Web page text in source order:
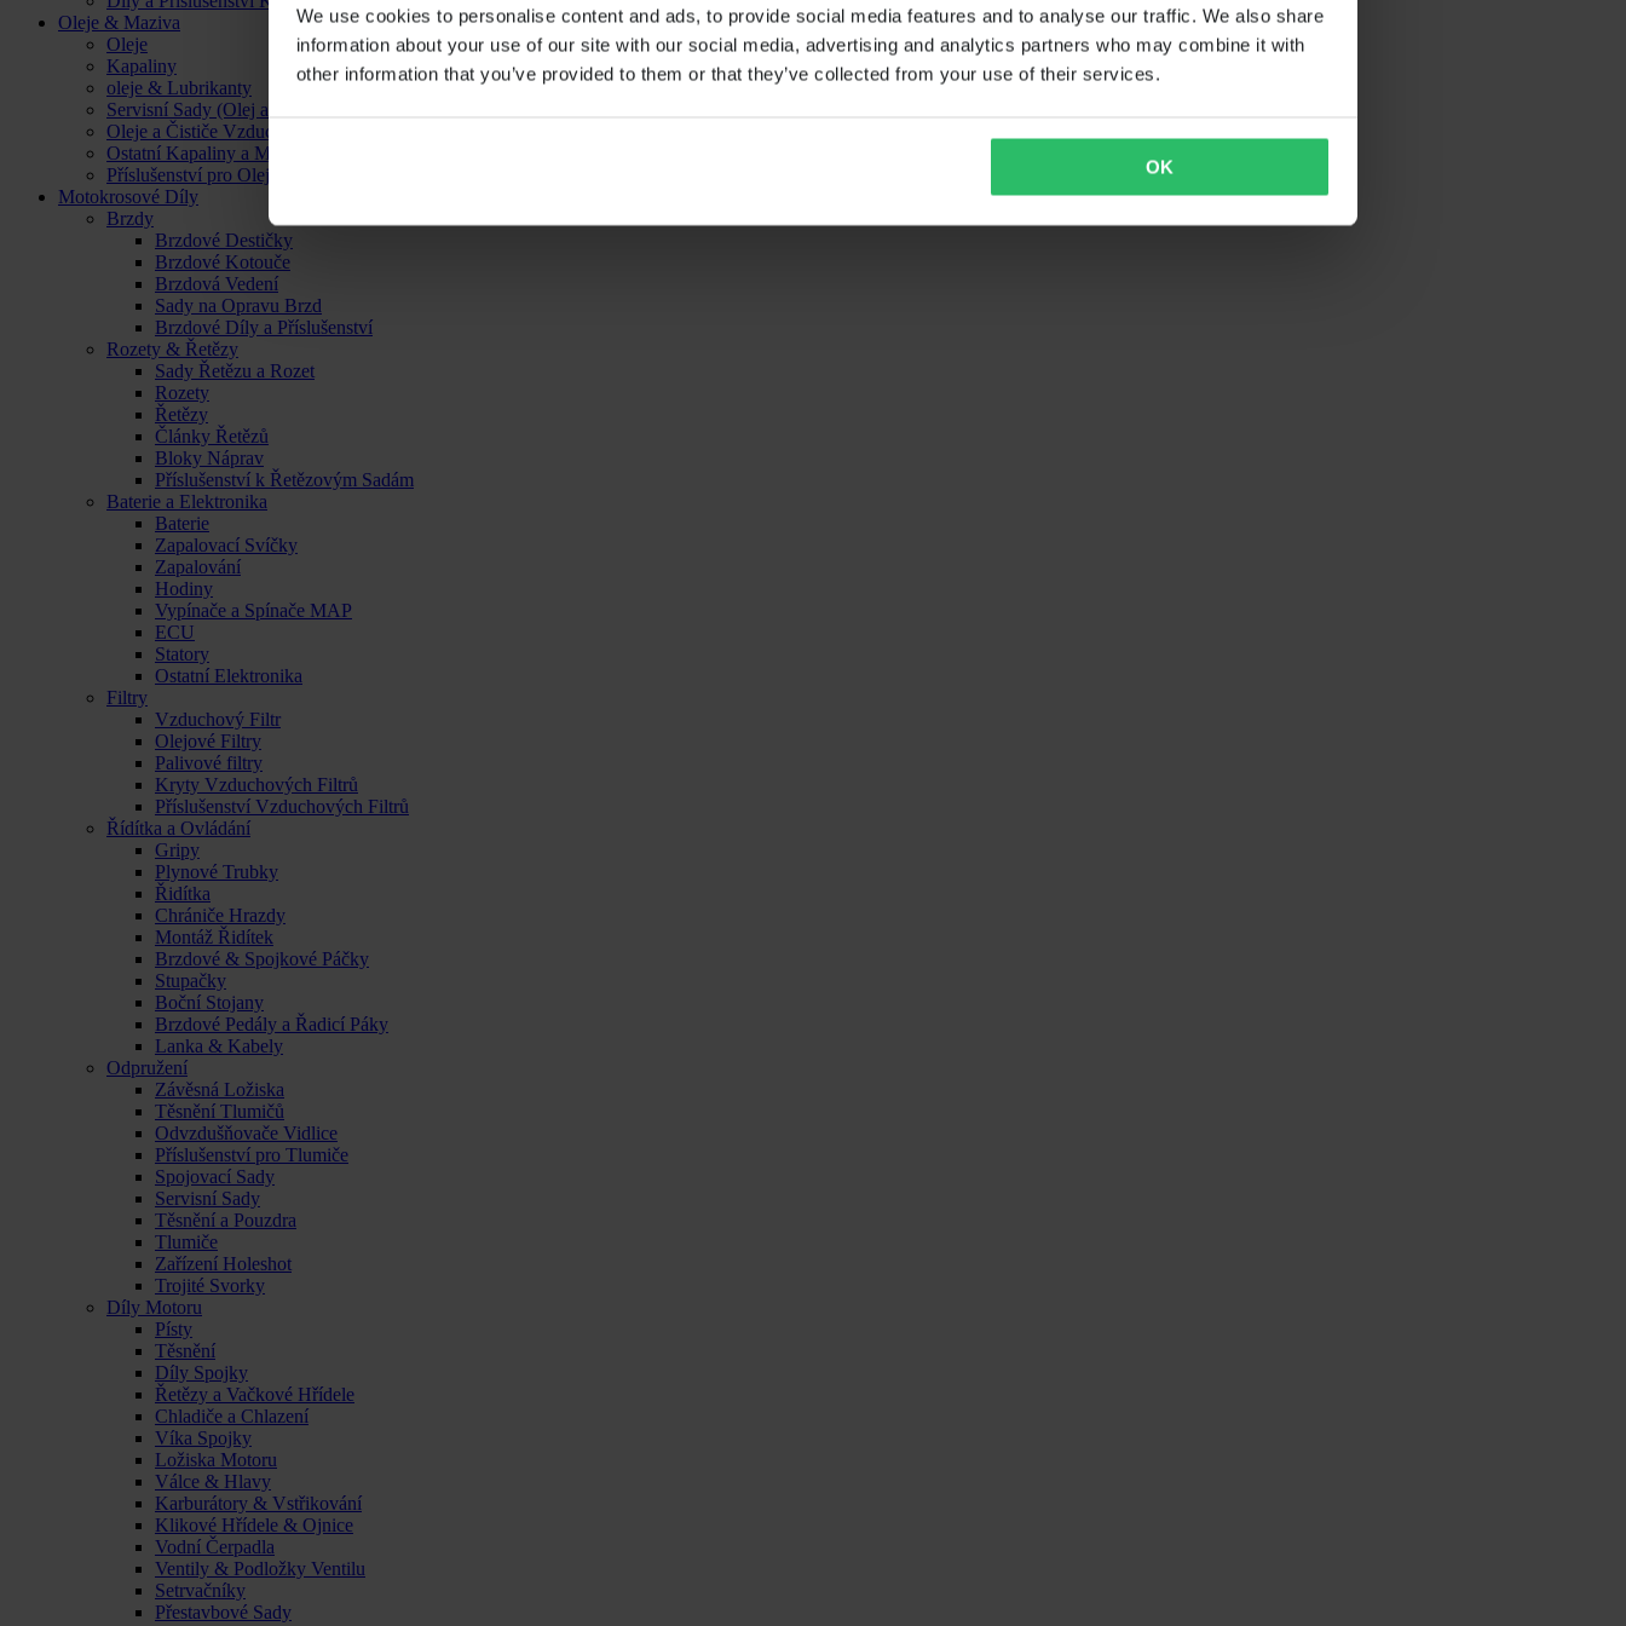
We use cookies to personalise content and ads, to provide social media features and to analyse our traffic. We also share
information about your use of our site with our social media, advertising and analytics partners who may combine it with
other information that you’ve provided to them or that they’ve collected from your use of their services.
OK
Oleje & Maziva
Oleje
Kapaliny
oleje & Lubrikanty
Servisní Sady (Olej a Filtr)
Oleje a Čističe Vzduchových Filtrů
Ostatní Kapaliny a Maziva
Příslušenství pro Oleje, Kapaliny a Maziva
Motokrosové Díly
Brzdy
Brzdové Destičky
Brzdové Kotouče
Brzdová Vedení
Sady na Opravu Brzd
Brzdové Díly a Příslušenství
Rozety & Řetězy
Sady Řetězu a Rozet
Rozety
Řetězy
Články Řetězů
Bloky Náprav
Příslušenství k Řetězovým Sadám
Baterie a Elektronika
Baterie
Zapalovací Svíčky
Zapalování
Hodiny
Vypínače a Spínače MAP
ECU
Statory
Ostatní Elektronika
Filtry
Vzduchový Filtr
Olejové Filtry
Palivové filtry
Kryty Vzduchových Filtrů
Příslušenství Vzduchových Filtrů
Řídítka a Ovládání
Gripy
Plynové Trubky
Řidítka
Chrániče Hrazdy
Montáž Řidítek
Brzdové & Spojkové Páčky
Stupačky
Boční Stojany
Brzdové Pedály a Řadicí Páky
Lanka & Kabely
Odpružení
Závěsná Ložiska
Těsnění Tlumičů
Odvzdušňovače Vidlice
Příslušenství pro Tlumiče
Spojovací Sady
Servisní Sady
Těsnění a Pouzdra
Tlumiče
Zařízení Holeshot
Trojité Svorky
Díly Motoru
Písty
Těsnění
Díly Spojky
Řetězy a Vačkové Hřídele
Chladiče a Chlazení
Víka Spojky
Ložiska Motoru
Válce & Hlavy
Karburátory & Vstřikování
Klikové Hřídele & Ojnice
Vodní Čerpadla
Ventily & Podložky Ventilu
Setrvačníky
Přestavbové Sady